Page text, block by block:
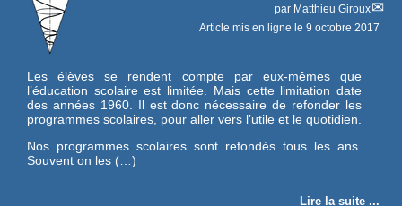
par Matthieu Giroux
Article mis en ligne le 9 octobre 2017
Les élèves se rendent compte par eux-mêmes que
l’éducation scolaire est limitée. Mais cette limitation date
des années 1960. Il est donc nécessaire de refonder les
programmes scolaires, pour aller vers l’utile et le quotidien.
Nos programmes scolaires sont refondés tous les ans.
Souvent on les (…)
Lire la suite ...